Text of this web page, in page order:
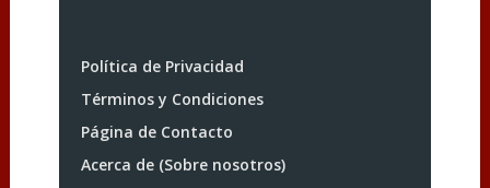
Política de Privacidad
Términos y Condiciones
Página de Contacto
Acerca de (Sobre nosotros)